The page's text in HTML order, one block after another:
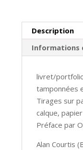
Description
Informations
livret/
tamponnées
Tirages sur
calque,
Préface par
Alan Courtis